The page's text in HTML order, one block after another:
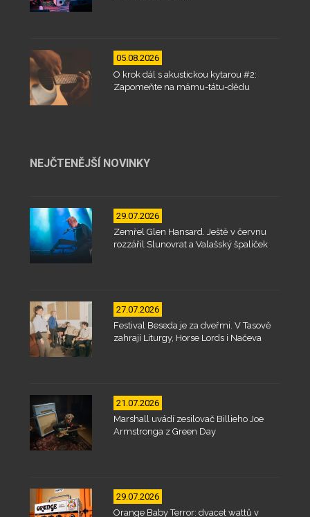
05.08.2026
O krok dál s akustickou kytarou #2:
Zapomeňte na mámu-tátu-dědu
NEJČTENĚJŠÍ NOVINKY
29.07.2026
Zemřel Glen Hansard. Ještě v červnu
rozzářil Slunovrat a Valašský špalíček
27.07.2026
Festival Beseda je za dveřmi. V Tasově
zahrají Liturgy, Horse Lords i Načeva
21.07.2026
Marshall uvádí zesilovač Billieho Joe
Armstronga z Green Day
29.07.2026
Orange Baby Terror: dvacet wattů v